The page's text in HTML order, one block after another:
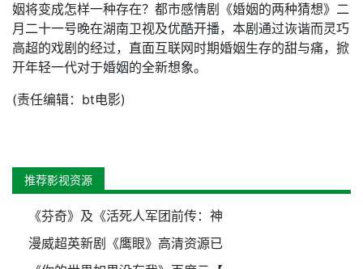
姻将变成怎样一种存在？都市感情剧《婚姻的两种猜想》二
月二十一号晚在湖南卫视及优酷开播，本剧通过诙谐而灵巧
高超的戏剧的经过，直面互联网时期婚姻生存的甜与痛，掀
开年轻一代对于婚姻的全新想象。
(责任编辑：bt电影)
推荐影视资源
《芬奇》及《活死人军团前传：神
漫威超英新剧《鹰眼》高清资源已